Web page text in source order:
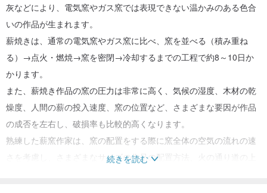
灰などにより、電気窯やガス窯では表現できない温かみのある色合
いの作品が生まれます。
薪焼きは、通常の電気窯やガス窯に比べ、窯を並べる（積み重ね
る）→点火・燃焼→窯を密閉→冷却するまでの工程で約8～10日か
かります。
また、薪焼き作品の窯の圧力は非常に高く、気候の湿度、木材の乾
燥度、人間の薪の投入速度、窯の位置など、さまざまな要因が作品
の成否を左右し、破損率も比較的高くなります。
熟練した薪窯作家は、窯の配置をする際に窯全体の空気の流れの速
さを考慮し、さまざまなサイズの作品の配置方法、火の通り道の上
続きを読む